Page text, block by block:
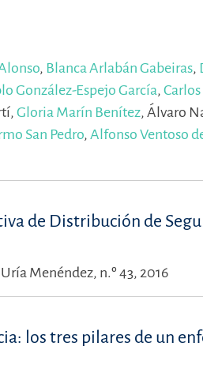
, Blanca Arlabán Gabeiras,
González-Espejo García,
Gloria Marín Benítez, Álvaro
San Pedro, Alfonso Ventoso
de Distribución de
Menéndez, n.º 43, 2016
los tres pilares de un